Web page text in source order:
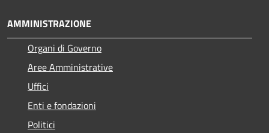
AMMINISTRAZIONE
Organi di Governo
Aree Amministrative
Uffici
Enti e fondazioni
Politici